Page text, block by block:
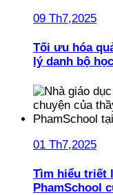
09 Th7,2025
Tối ưu hóa
lý danh bộ học
01 Th7,2025
Tìm hiểu triết
PhamSchool